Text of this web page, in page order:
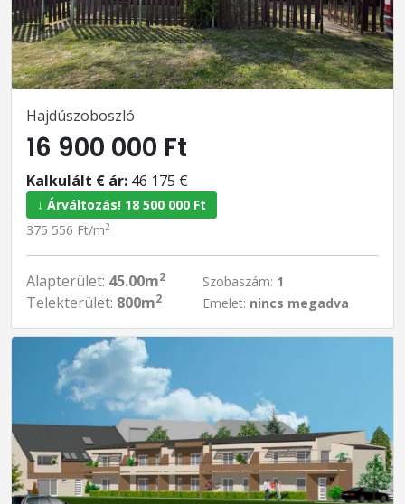
Hajdúszoboszló
16 900 000 Ft
Kalkulált € ár: 46 175 €
↓ Árváltozás! 18 500 000 Ft
375 556 Ft/m2
Alapterület: 45.00m2
Telekterület: 800m2
Szobaszám: 1
Emelet: nincs megadva